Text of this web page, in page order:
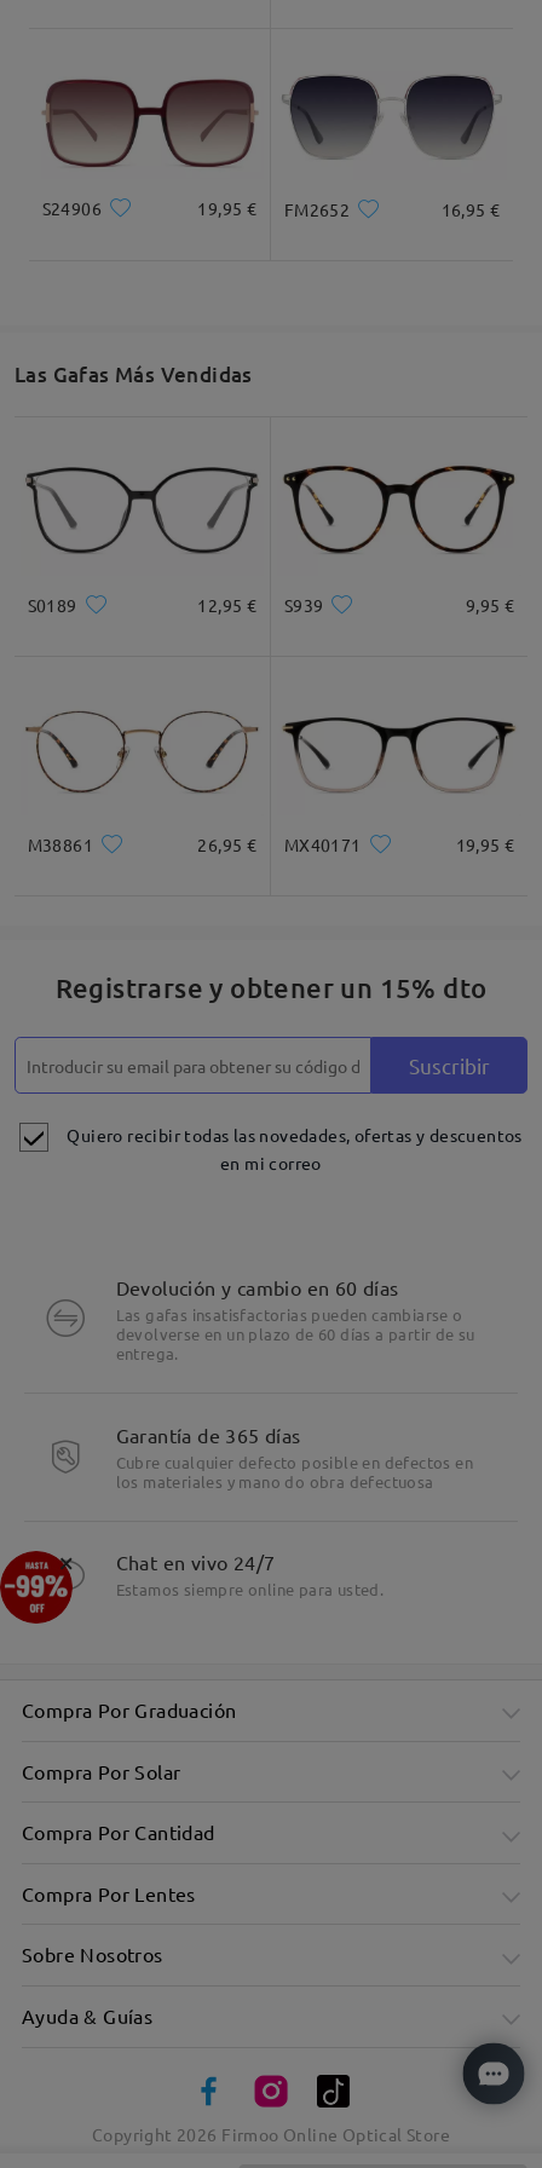
Leer todos los
comentarios
Deje su comentario
S24906 19,95 € FM2652 16,95 €
Las Gafas Más Vendidas
S0189 12,95 € S939 9,95 €
M38861 26,95 € MX40171 19,95 €
Registrarse y obtener un 15% dto
Suscribir
Quiero recibir todas las novedades, ofertas y descuentos
en mi correo
Devolución y cambio en 60 días
Las gafas insatisfactorias pueden cambiarse o
devolverse en un plazo de 60 días a partir de su
entrega.
Garantía de 365 días
Cubre cualquier defecto posible en defectos en
los materiales y mano do obra defectuosa
Chat en vivo 24/7
Estamos siempre online para usted.
Compra Por Graduación
Compra Por Solar
Compra Por Cantidad
Compra Por Lentes
Sobre Nosotros
Ayuda & Guías
Copyright 2026 Firmoo Online Optical Store
×